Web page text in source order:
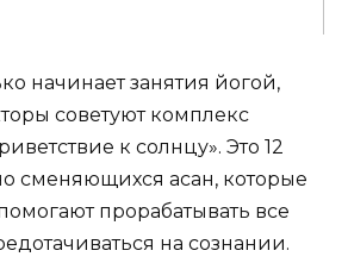
начинает занятия йогой,
советуют комплекс
к солнцу». Это 12
сменяющихся асан, которые
прорабатывать все
на сознании.